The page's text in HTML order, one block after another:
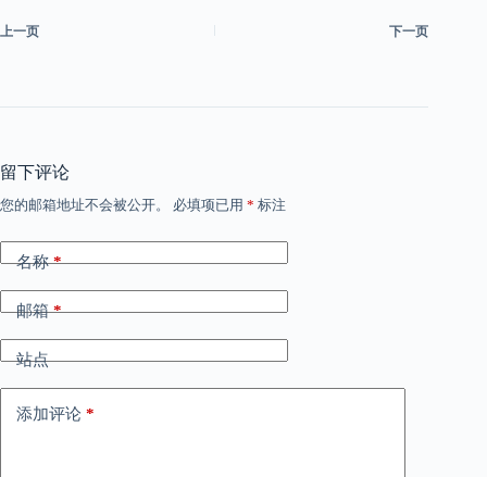
上一页 下一页
留下评论
您的邮箱地址不会被公开。 必填项已用 * 标注
名称*
邮箱*
站点
添加评论 *